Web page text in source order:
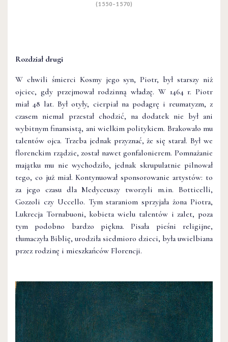
(1550–1570)
Rozdział drugi
W chwili śmierci Kosmy jego syn, Piotr, był starszy niż
ojciec, gdy przejmował rodzinną władzę. W 1464 r. Piotr
miał 48 lat. Był otyły, cierpiał na podagrę i reumatyzm, z
czasem niemal przestał chodzić, na dodatek nie był ani
wybitnym finansistą, ani wielkim politykiem. Brakowało mu
talentów ojca. Trzeba jednak przyznać, że się starał. Był we
florenckim rządzie, został nawet gonfalonierem. Pomnażanie
majątku mu nie wychodziło, jednak skrupulatnie pilnował
tego, co już miał. Kontynuował sponsorowanie artystów: to
za jego czasu dla Medyceuszy tworzyli m.in. Botticelli,
Gozzoli czy Uccello. Tym staraniom sprzyjała żona Piotra,
Lukrecja Tornabuoni, kobieta wielu talentów i zalet, poza
tym podobno bardzo piękna. Pisała pieśni religijne,
tłumaczyła Biblię, urodziła siedmioro dzieci, była uwielbiana
przez rodzinę i mieszkańców Florencji.